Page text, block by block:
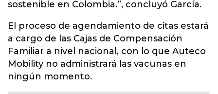
sostenible en Colombia.”, concluyó García.
El proceso de agendamiento de citas estará
a cargo de las Cajas de Compensación
Familiar a nivel nacional, con lo que Auteco
Mobility no administrará las vacunas en
ningún momento.